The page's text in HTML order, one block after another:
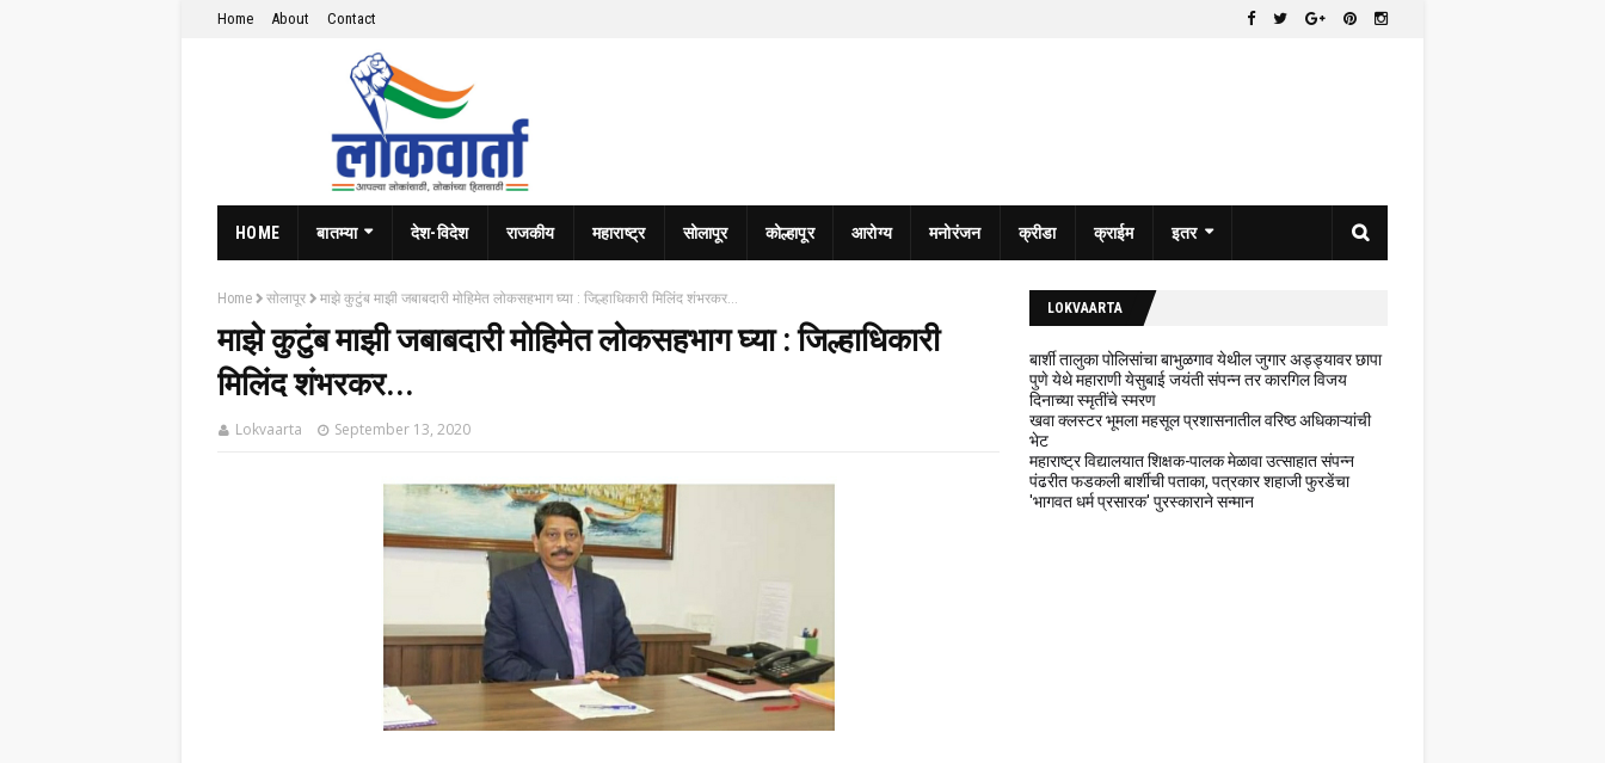
Home About Contact
HOME बातम्या देश-विदेश राजकीय महाराष्ट्र सोलापूर कोल्हापूर आरोग्य मनोरंजन क्रीडा क्राईम इतर
Home सोलापूर माझे कुटुंब माझी जबाबदारी मोहिमेत लोकसहभाग घ्या : जिल्हाधिकारी मिलिंद शंभरकर...
माझे कुटुंब माझी जबाबदारी मोहिमेत लोकसहभाग घ्या : जिल्हाधिकारी
मिलिंद शंभरकर...
Lokvaarta September 13, 2020
LOKVAARTA
बार्शी तालुका पोलिसांचा बाभुळगाव येथील जुगार अड्ड्यावर छापा
पुणे येथे महाराणी येसुबाई जयंती संपन्न तर कारगिल विजय
दिनाच्या स्मृतींचे स्मरण
खवा क्लस्टर भूमला महसूल प्रशासनातील वरिष्ठ अधिकाऱ्यांची
भेट
महाराष्ट्र विद्यालयात शिक्षक-पालक मेळावा उत्साहात संपन्न
पंढरीत फडकली बार्शीची पताका, पत्रकार शहाजी फुरडेंचा
'भागवत धर्म प्रसारक' पुरस्काराने सन्मान